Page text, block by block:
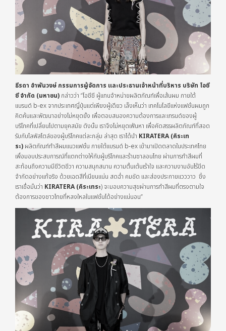
ธีรดา อำพันวงษ์ กรรมการผู้จัดการ และประธานเจ้าหน้าที่บริหาร บริษัท โอซี
ซี จำกัด (มหาชน) กล่าวว่า “โอซีซี ผู้แทนจำหน่ายผลิตภัณฑ์เพื่อเส้นผม ภายใต้
แบรนด์ b-ex จากประเทศญี่ปุ่นแต่เพียงผู้เดียว เล็งเห็นว่า เทคโนโลยีแห่งแฟชั่นผมถูก
คิดค้นและพัฒนาอย่างไม่หยุดยั้ง เพื่อตอบสนองความต้องการและเทรนด์ของผู้
บริโภคที่เปลี่ยนไปตามยุคสมัย ดังนั้น เราจึงไม่หยุดเฟ้นหา เพื่อคัดสรรผลิตภัณฑ์ที่สอด
รับกับไลฟ์สไตล์ของผู้บริโภคแต่ละกลุ่ม ล่าสุด เราได้นำ KIRATERA (คิระเท
ระ) ผลิตภัณฑ์ทำสีผมแนวแฟชั่น ภายใต้แบรนด์ b-ex เข้ามาเปิดตลาดในประเทศไทย
เพื่อมอบประสบการณ์ที่แตกต่างให้กับผู้บริโภคและร้านซาลอนไทย ผ่านการทำสีผมที่
สะท้อนถึงความมีชีวิตชีวา ความสนุกสนาน ความตื่นเต้นเร้าใจ และความงามอันไร้ขีด
จำกัดอย่างแท้จริง ด้วยเฉดสีที่เนียนแน่น สดฉ่ำ คมชัด และส่องประกายแวววาว ซึ่ง
เราเชื่อมั่นว่า KIRATERA (คิระเทระ) จะมอบความสุขผ่านการทำสีผมที่ตรงตามใจ
ต้องการของชาวไทยที่หลงใหลในแฟชั่นได้อย่างแน่นอน”